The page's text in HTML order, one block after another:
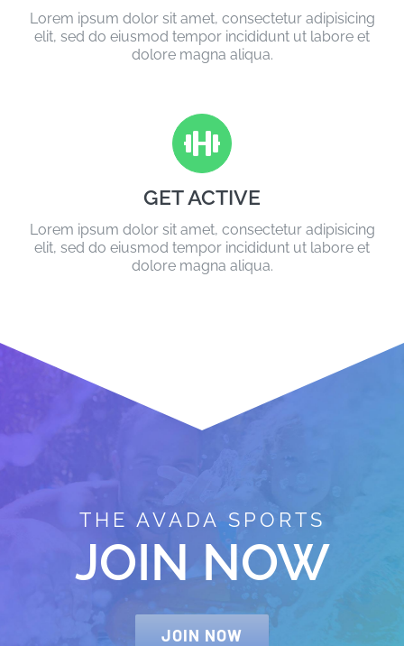
Lorem ipsum dolor sit amet, consectetur adipisicing
elit, sed do eiusmod tempor incididunt ut labore et
dolore magna aliqua.
GET ACTIVE
Lorem ipsum dolor sit amet, consectetur adipisicing
elit, sed do eiusmod tempor incididunt ut labore et
dolore magna aliqua.
THE AVADA SPORTS
JOIN NOW
JOIN NOW